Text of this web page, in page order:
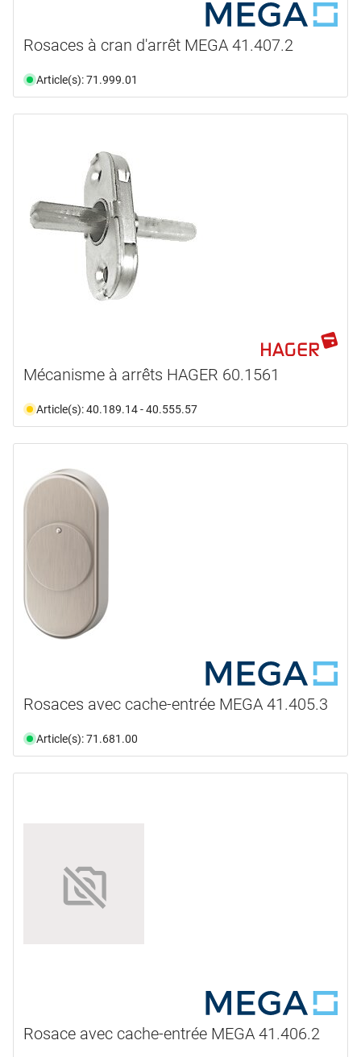
Rosaces à cran d'arrêt MEGA 41.407.2
Article(s): 71.999.01
Mécanisme à arrêts HAGER 60.1561
Article(s): 40.189.14 - 40.555.57
Rosaces avec cache-entrée MEGA 41.405.3
Article(s): 71.681.00
Rosace avec cache-entrée MEGA 41.406.2